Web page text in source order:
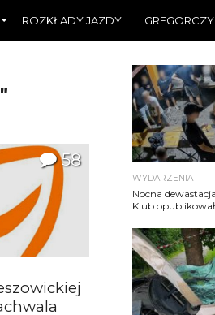
ROZKŁADY JAZDY
58
WYDARZENIA
Nocna
Klub